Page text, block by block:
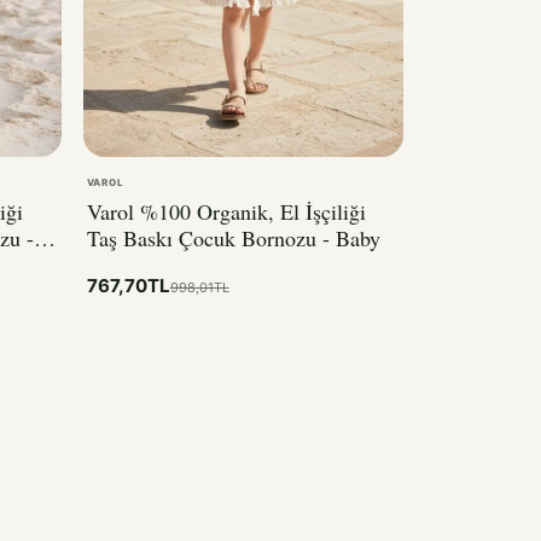
-
Varol %100 Organik, El İşçiliği
Taş Baskı Çocuk Bornozu - Baby
767,70TL 998,01TL